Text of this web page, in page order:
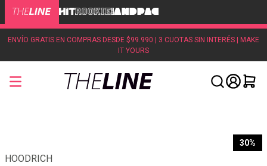
ENVÍO GRATIS EN COMPRAS DESDE $99.990 | 3 CUOTAS SIN INTERÉS | MAKE
IT YOURS
30%
HOODRICH